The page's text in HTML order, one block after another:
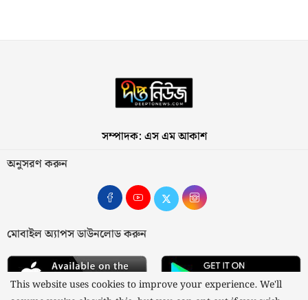
সম্পাদক: এস এম আকাশ
অনুসরণ করুন
মোবাইল অ্যাপস ডাউনলোড করুন
This website uses cookies to improve your experience. We'll